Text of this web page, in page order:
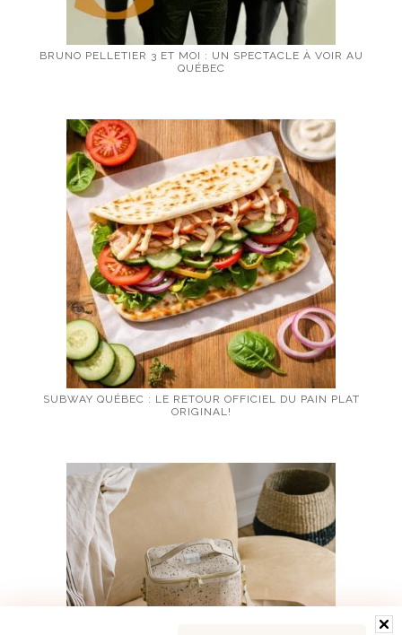
BRUNO PELLETIER 3 ET MOI : UN SPECTACLE À VOIR AU
QUÉBEC
SUBWAY QUÉBEC : LE RETOUR OFFICIEL DU PAIN PLAT
ORIGINAL!